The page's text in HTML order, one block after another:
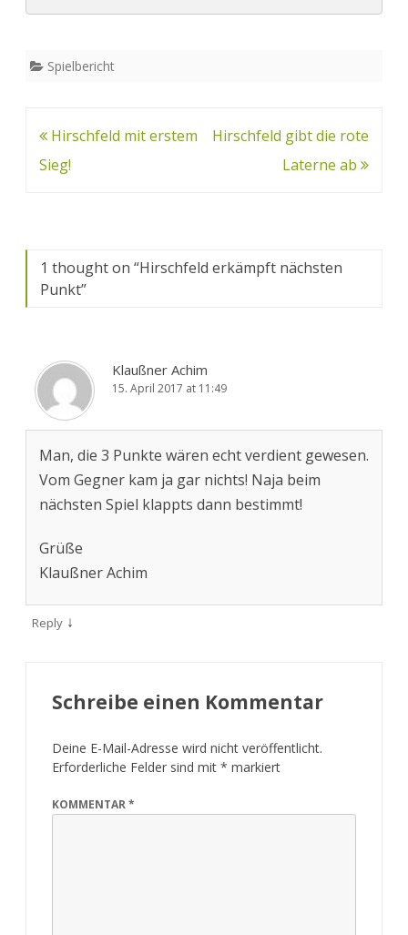
Spielbericht
Beitrags-
Navigation
Hirschfeld mit erstem
Sieg!
Hirschfeld gibt die rote
Laterne ab
1 thought on “Hirschfeld erkämpft nächsten
Punkt”
Klaußner Achim
15. April 2017 at 11:49
Man, die 3 Punkte wären echt verdient gewesen.
Vom Gegner kam ja gar nichts! Naja beim
nächsten Spiel klappts dann bestimmt!
Grüße
Klaußner Achim
Reply ↓
Schreibe einen Kommentar
Deine E-Mail-Adresse wird nicht veröffentlicht.
Erforderliche Felder sind mit * markiert
KOMMENTAR*